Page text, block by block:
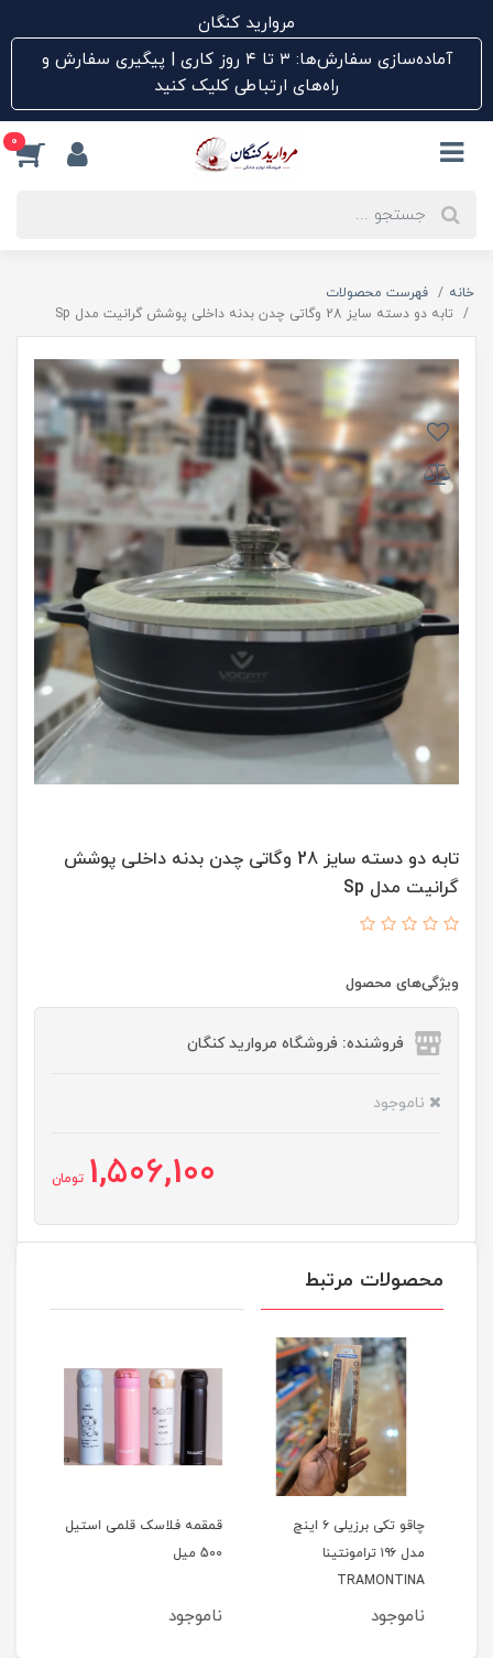
مروارید کنگان
آماده‌سازی سفارش‌ها: ۳ تا ۴ روز کاری | پیگیری سفارش و
راه‌های ارتباطی کلیک کنید
0
خانه
فهرست محصولات
تابه دو دسته سایز 28 وگاتی چدن بدنه داخلی پوشش گرانیت مدل Sp
تابه دو دسته سایز 28 وگاتی چدن بدنه داخلی پوشش
گرانیت مدل Sp
ویژگی‌های محصول
فروشنده: فروشگاه مروارید کنگان
ناموجود
1,506,100 تومان
محصولات مرتبط
چاقو تکی برزیلی ۶ اینچ
مدل ۱۹۶ ترامونتینا
TRAMONTINA
ناموجود
قمقمه فلاسک قلمی استیل
500 میل
ناموجود